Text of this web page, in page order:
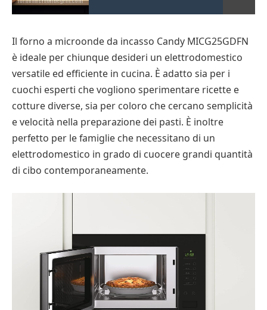
Il forno a microonde da incasso Candy MICG25GDFN
è ideale per chiunque desideri un elettrodomestico
versatile ed efficiente in cucina. È adatto sia per i
cuochi esperti che vogliono sperimentare ricette e
cotture diverse, sia per coloro che cercano semplicità
e velocità nella preparazione dei pasti. È inoltre
perfetto per le famiglie che necessitano di un
elettrodomestico in grado di cuocere grandi quantità
di cibo contemporaneamente.